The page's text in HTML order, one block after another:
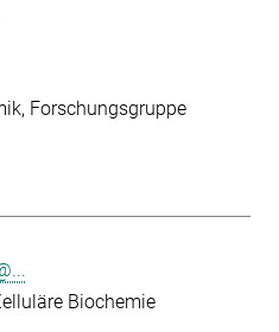
Forschungsgruppe
Biochemie